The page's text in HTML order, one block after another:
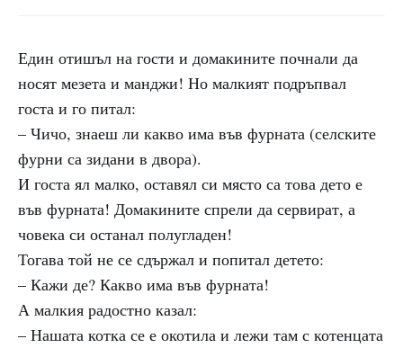
Един отишъл на гости и домакините почнали да
носят мезета и манджи! Но малкият подръпвал
госта и го питал:
– Чичо, знаеш ли какво има във фурната (селските
фурни са зидани в двора).
И госта ял малко, оставял си място са това дето е
във фурната! Домакините спрели да сервират, а
човека си останал полугладен!
Тогава той не се сдържал и попитал детето:
– Кажи де? Какво има във фурната!
А малкия радостно казал:
– Нашата котка се е окотила и лежи там с котенцата